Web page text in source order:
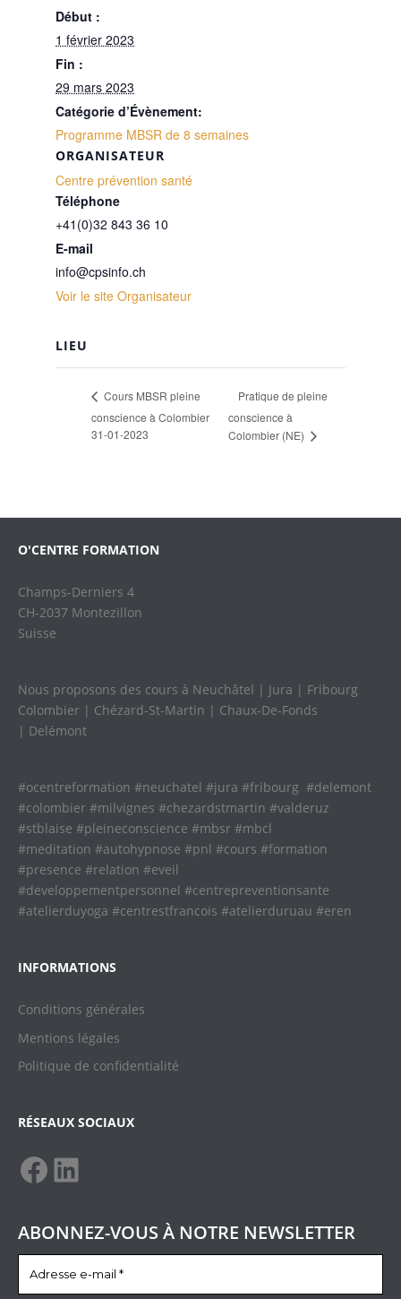
Début :
1 février 2023
Fin :
29 mars 2023
Catégorie d’Évènement:
Programme MBSR de 8 semaines
ORGANISATEUR
Centre prévention santé
Téléphone
+41(0)32 843 36 10
E-mail
info@cpsinfo.ch
Voir le site Organisateur
LIEU
Cours MBSR pleine
conscience à Colombier
31-01-2023
Pratique de pleine
conscience à
Colombier (NE)
O'CENTRE FORMATION
Champs-Derniers 4
CH-2037 Montezillon
Suisse
Nous proposons des cours à Neuchâtel | Jura | Fribourg
Colombier | Chézard-St-Martin | Chaux-De-Fonds
| Delémont
#ocentreformation #neuchatel #jura #fribourg #delemont
#colombier #milvignes #chezardstmartin #valderuz
#stblaise #pleineconscience #mbsr #mbcl
#meditation #autohypnose #pnl #cours #formation
#presence #relation #eveil
#developpementpersonnel #centrepreventionsante
#atelierduyoga #centrestfrancois #atelierduruau #eren
INFORMATIONS
Conditions générales
Mentions légales
Politique de confidentialité
RÉSEAUX SOCIAUX
Facebook
LinkedIn
ABONNEZ-VOUS À NOTRE NEWSLETTER